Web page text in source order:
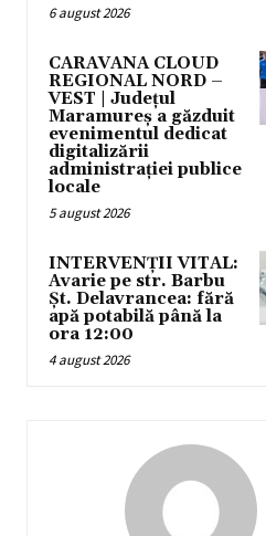
6 august 2026
CARAVANA CLOUD
REGIONAL NORD –
VEST | Județul
Maramureș a găzduit
evenimentul dedicat
digitalizării
administrației publice
locale
5 august 2026
INTERVENȚII VITAL:
Avarie pe str. Barbu
Șt. Delavrancea: fără
apă potabilă până la
ora 12:00
4 august 2026